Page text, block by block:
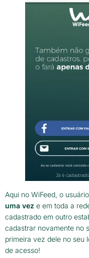
Aqui no WiFeed, o usuário
uma vez e em toda a
cadastrado em outro
cadastrar novamente no
primeira vez dele no seu
de acesso!